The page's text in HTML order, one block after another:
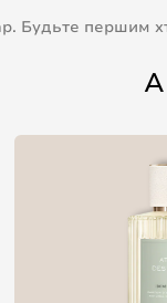
Будьте першим